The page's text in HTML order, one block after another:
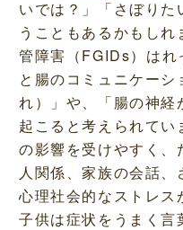
いでは？」「さぼりた
うこともあるかもし
管障害（FGIDs）はれ
と腸のコミュニケー
れ）」や、「腸の神
起こると考えられて
の影響を受けやすく
人関係、家族の会話
心理社会的なストレス
子供は症状をうまく